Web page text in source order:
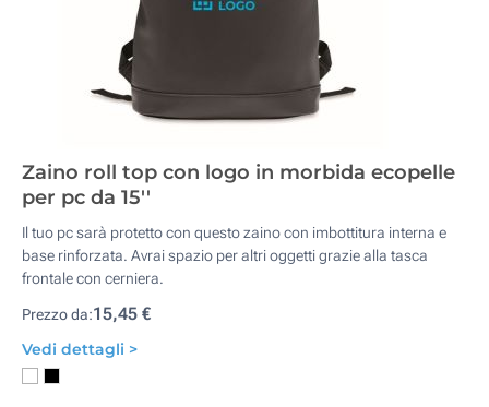
Zaino roll top con logo in morbida ecopelle
per pc da 15''
Il tuo pc sarà protetto con questo zaino con imbottitura interna e
base rinforzata. Avrai spazio per altri oggetti grazie alla tasca
frontale con cerniera.
Prezzo da:15,45 €
Vedi dettagli >